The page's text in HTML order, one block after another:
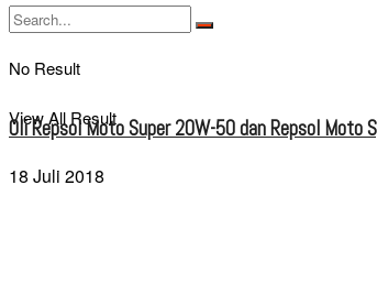
No Result
View All Result
Oli Repsol Moto Super 20W-50 dan Repsol Moto
18 Juli 2018